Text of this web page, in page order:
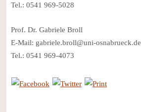
Tel.: 0541 969-5028
Prof. Dr. Gabriele Broll
E-Mail: gabriele.broll@uni-osnabrueck.de
Tel.: 0541 969-4073